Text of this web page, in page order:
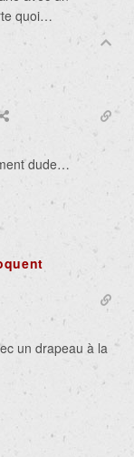
quoi…
dude…
un drapeau à la